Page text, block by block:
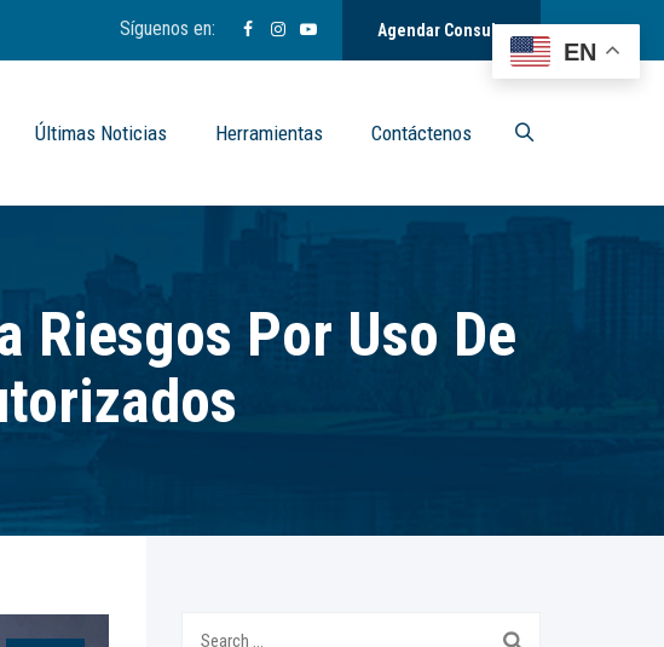
Síguenos en: Agendar Consulta
Últimas Noticias Herramientas Contáctenos
Riesgos Por Uso De
EN